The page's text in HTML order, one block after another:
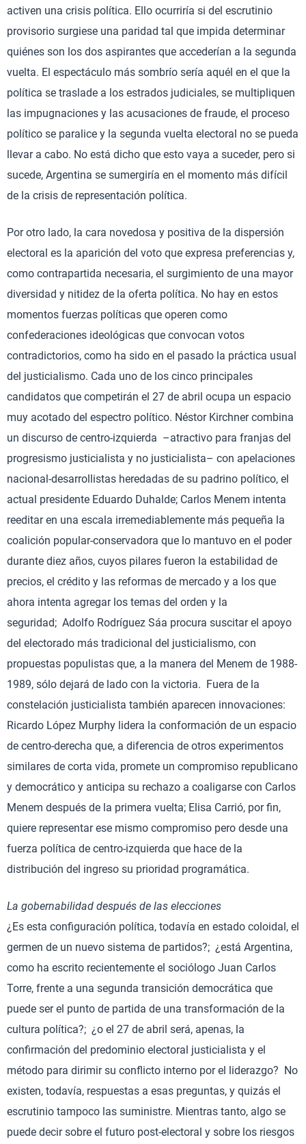
activen una crisis política. Ello ocurriría si del escrutinio
provisorio surgiese una paridad tal que impida determinar
quiénes son los dos aspirantes que accederían a la segunda
vuelta. El espectáculo más sombrío sería aquél en el que la
política se traslade a los estrados judiciales, se multipliquen
las impugnaciones y las acusaciones de fraude, el proceso
político se paralice y la segunda vuelta electoral no se pueda
llevar a cabo. No está dicho que esto vaya a suceder, pero si
sucede, Argentina se sumergiría en el momento más difícil
de la crisis de representación política.
Por otro lado, la cara novedosa y positiva de la dispersión
electoral es la aparición del voto que expresa preferencias y,
como contrapartida necesaria, el surgimiento de una mayor
diversidad y nitidez de la oferta política. No hay en estos
momentos fuerzas políticas que operen como
confederaciones ideológicas que convocan votos
contradictorios, como ha sido en el pasado la práctica usual
del justicialismo. Cada uno de los cinco principales
candidatos que competirán el 27 de abril ocupa un espacio
muy acotado del espectro político. Néstor Kirchner combina
un discurso de centro-izquierda –atractivo para franjas del
progresismo justicialista y no justicialista– con apelaciones
nacional-desarrollistas heredadas de su padrino político, el
actual presidente Eduardo Duhalde; Carlos Menem intenta
reeditar en una escala irremediablemente más pequeña la
coalición popular-conservadora que lo mantuvo en el poder
durante diez años, cuyos pilares fueron la estabilidad de
precios, el crédito y las reformas de mercado y a los que
ahora intenta agregar los temas del orden y la
seguridad; Adolfo Rodríguez Sáa procura suscitar el apoyo
del electorado más tradicional del justicialismo, con
propuestas populistas que, a la manera del Menem de 1988-
1989, sólo dejará de lado con la victoria. Fuera de la
constelación justicialista también aparecen innovaciones:
Ricardo López Murphy lidera la conformación de un espacio
de centro-derecha que, a diferencia de otros experimentos
similares de corta vida, promete un compromiso republicano
y democrático y anticipa su rechazo a coaligarse con Carlos
Menem después de la primera vuelta; Elisa Carrió, por fin,
quiere representar ese mismo compromiso pero desde una
fuerza política de centro-izquierda que hace de la
distribución del ingreso su prioridad programática.
La gobernabilidad después de las elecciones
¿Es esta configuración política, todavía en estado coloidal, el
germen de un nuevo sistema de partidos?; ¿está Argentina,
como ha escrito recientemente el sociólogo Juan Carlos
Torre, frente a una segunda transición democrática que
puede ser el punto de partida de una transformación de la
cultura política?; ¿o el 27 de abril será, apenas, la
confirmación del predominio electoral justicialista y el
método para dirimir su conflicto interno por el liderazgo? No
existen, todavía, respuestas a esas preguntas, y quizás el
escrutinio tampoco las suministre. Mientras tanto, algo se
puede decir sobre el futuro post-electoral y sobre los riesgos